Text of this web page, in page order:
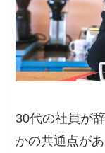
30代の社員が
かの共通点があ